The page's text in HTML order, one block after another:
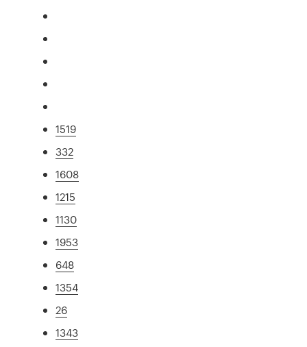
1519
332
1608
1215
1130
1953
648
1354
26
1343